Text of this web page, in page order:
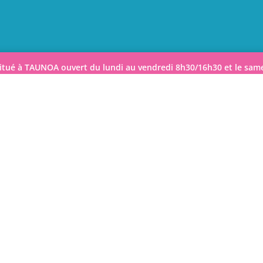
à TAUNOA ouvert du lundi au vendredi 8h30/16h30 et le